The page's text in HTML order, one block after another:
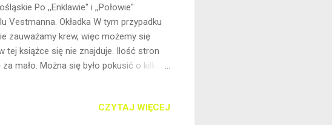
Po ,,Enklawie'' i ,,Połowie''
Okładka W tym przypadku
zauważamy krew, więc możemy się
tej książce się nie znajduje. Ilość stron
mało. Można się było pokusić o kilka
osiąść na Wyspach Owczych, by tam
CZYTAJ WIĘCEJ